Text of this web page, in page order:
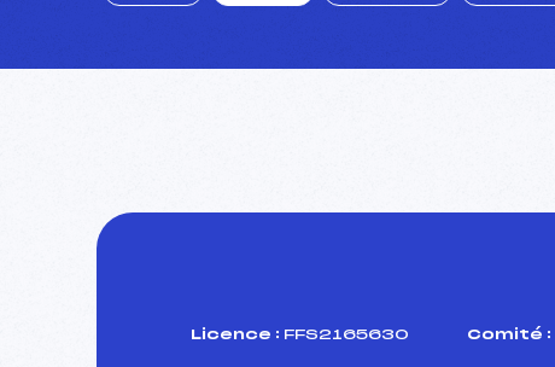
Licence : FFS2165630 Comité :